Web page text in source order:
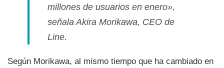
millones de usuarios en enero»,
señala Akira Morikawa, CEO de
Line.
Según Morikawa, al mismo tiempo que ha cambiado en